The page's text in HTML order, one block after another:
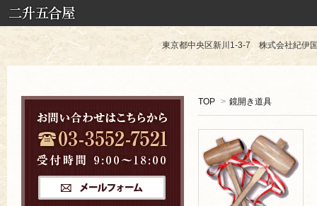
東京都中央区新川1-3-7 株式会社紀
TOP > 鏡開き道具